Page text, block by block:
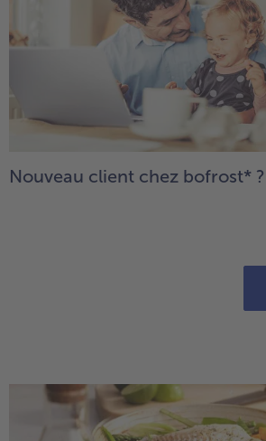
Nouveau client chez bofrost* ?